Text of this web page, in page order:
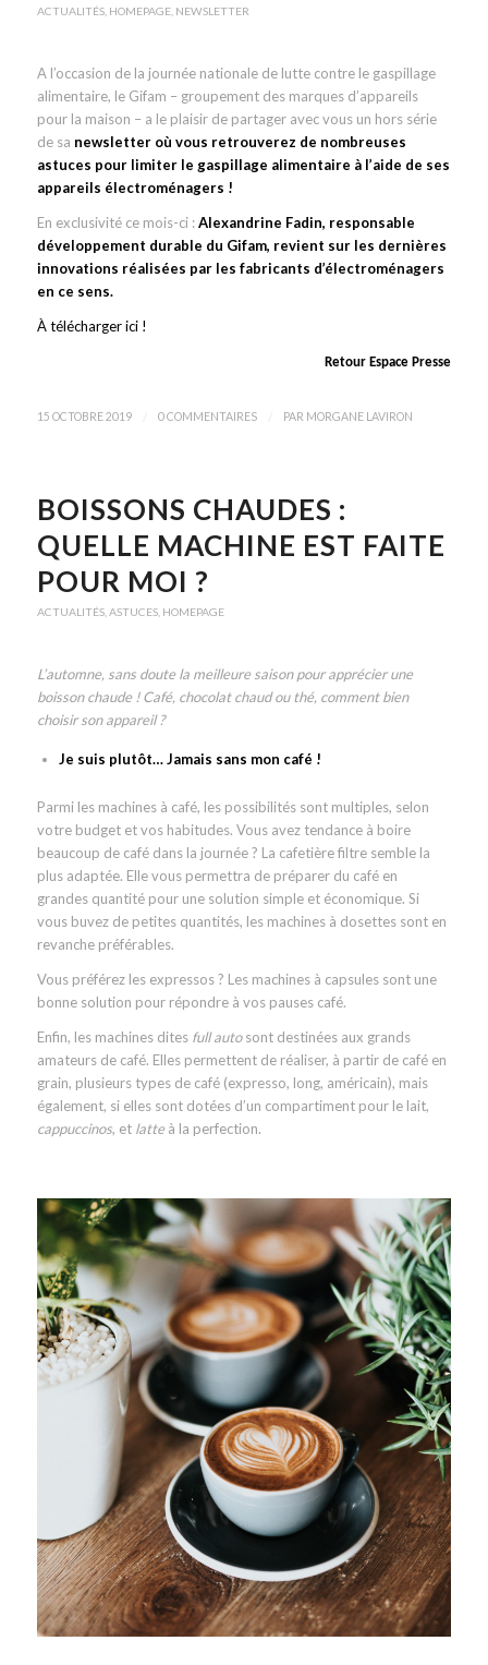
ACTUALITÉS, HOMEPAGE, NEWSLETTER
A l’occasion de la journée nationale de lutte contre le gaspillage
alimentaire, le Gifam – groupement des marques d’appareils
pour la maison – a le plaisir de partager avec vous un hors série
de sa newsletter où vous retrouverez de nombreuses
astuces pour limiter le gaspillage alimentaire à l’aide de ses
appareils électroménagers !
En exclusivité ce mois-ci :Alexandrine Fadin, responsable
développement durable du Gifam, revient sur les dernières
innovations réalisées par les fabricants d’électroménagers
en ce sens.
À télécharger ici !
Retour Espace Presse
15 OCTOBRE 2019 0 COMMENTAIRES PAR MORGANE LAVIRON
BOISSONS CHAUDES :
QUELLE MACHINE EST FAITE
POUR MOI ?
ACTUALITÉS,ASTUCES, HOMEPAGE
L’automne, sans doute la meilleure saison pour apprécier une
boisson chaude ! Café, chocolat chaud ou thé, comment bien
choisir son appareil ?
Je suis plutôt… Jamais sans mon café !
Parmi les machines à café, les possibilités sont multiples, selon
votre budget et vos habitudes. Vous avez tendance à boire
beaucoup de café dans la journée ? La cafetière filtre semble la
plus adaptée. Elle vous permettra de préparer du café en
grandes quantité pour une solution simple et économique. Si
vous buvez de petites quantités, les machines à dosettes sont en
revanche préférables.
Vous préférez les expressos ? Les machines à capsules sont une
bonne solution pour répondre à vos pauses café.
Enfin, les machines dites full autosont destinées aux grands
amateurs de café. Elles permettent de réaliser, à partir de café en
grain, plusieurs types de café (expresso, long, américain), mais
également, si elles sont dotées d’un compartiment pour le lait,
cappuccinos, et latteà la perfection.